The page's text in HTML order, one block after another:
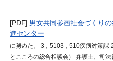
[PDF] 男女共同参画社会づくり
進センター
に努めた。 3，5103，510疾病対策課
とこころの総合相談会） 弁護士、司法